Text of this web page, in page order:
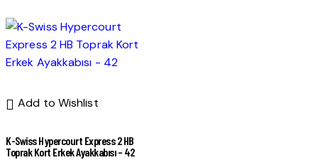
Add to Wishlist
K-Swiss Hypercourt Express 2 HB
Toprak Kort Erkek Ayakkabısı – 42